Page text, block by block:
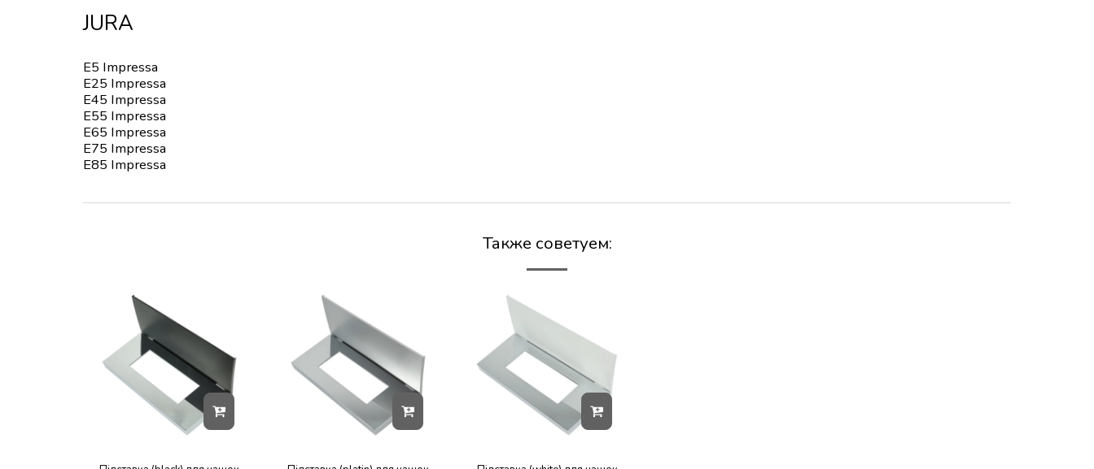
JURA
E5 Impressa
E25 Impressa
E45 Impressa
E55 Impressa
E65 Impressa
E75 Impressa
E85 Impressa
Также советуем: